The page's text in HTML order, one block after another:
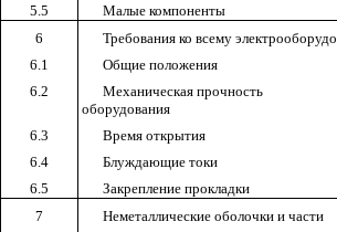
5.5 Малые компоненты
6
Требования ко всему
6.1
Общие положения
6.2
Механическая прочность
оборудования
6.3 Время открытия
6.4
Блуждающие токи
6.5
Закрепление прокладки
7
Неметаллические оболочки и части